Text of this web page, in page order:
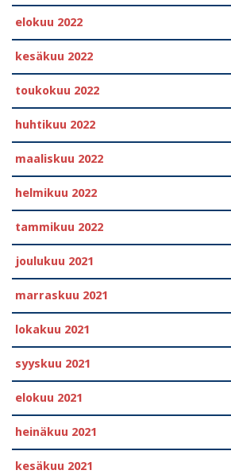
elokuu 2022
kesäkuu 2022
toukokuu 2022
huhtikuu 2022
maaliskuu 2022
helmikuu 2022
tammikuu 2022
joulukuu 2021
marraskuu 2021
lokakuu 2021
syyskuu 2021
elokuu 2021
heinäkuu 2021
kesäkuu 2021